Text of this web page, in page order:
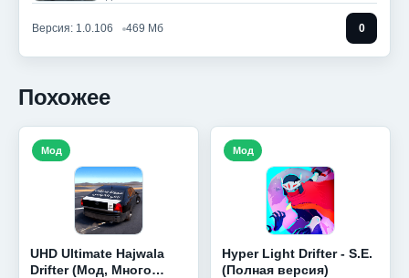
Версия: 1.0.106 469 Мб 0
Похожее
UHD Ultimate Hajwala
Drifter (Мод, Много
Мод
Hyper Light Drifter - S.E.
(Полная версия)
Мод